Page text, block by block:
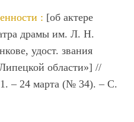
: [об актере
драмы им. Л. Н.
удост. звания
области»] //
‒ 24 марта (№ 34). ‒ С.